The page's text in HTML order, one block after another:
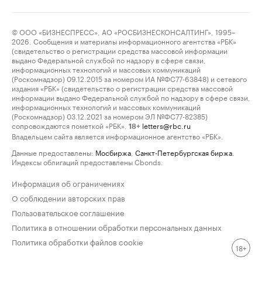
© ООО «БИЗНЕСПРЕСС», АО «РОСБИЗНЕСКОНСАЛТИНГ», 1995–
2026. Сообщения и материалы информационного агентства «РБК»
(свидетельство о регистрации средства массовой информации
выдано Федеральной службой по надзору в сфере связи,
информационных технологий и массовых коммуникаций
(Роскомнадзор) 09.12.2015 за номером ИА №ФС77-63848) и сетевого
издания «РБК» (свидетельство о регистрации средства массовой
информации выдано Федеральной службой по надзору в сфере связи,
информационных технологий и массовых коммуникаций
(Роскомнадзор) 03.12.2021 за номером ЭЛ №ФС77-82385)
сопровождаются пометкой «РБК».
18+ letters@rbc.ru
Владельцем сайта является информационное агентство «РБК».
Данные предоставлены: Мосбиржа Санкт-Петербургская биржа
Индексы облигаций предоставлены Cbonds.
Информация об ограничениях
О соблюдении авторских прав
Пользовательское соглашение
Политика в отношении обработки персональных данных
Политика обработки файлов cookie
18+